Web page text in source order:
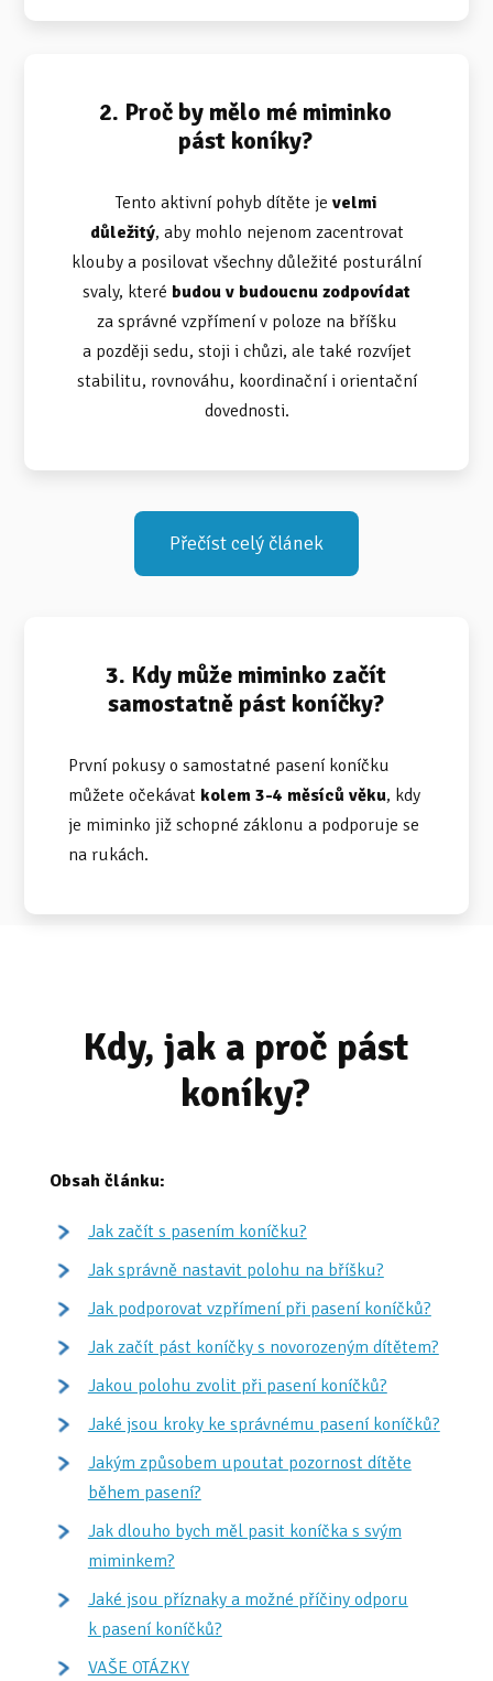
2. Proč by mělo mé miminko
pást koníky?
Tento aktivní pohyb dítěte je velmi
důležitý, aby mohlo nejenom zacentrovat
klouby a posilovat všechny důležité posturální
svaly, které budou v budoucnu zodpovídat
za správné vzpřímení v poloze na bříšku
a později sedu, stoji i chůzi, ale také rozvíjet
stabilitu, rovnováhu, koordinační i orientační
dovednosti.
Přečíst celý článek
3. Kdy může miminko začít
samostatně pást koníčky?
První pokusy o samostatné pasení koníčku
můžete očekávat kolem 3-4 měsíců věku, kdy
je miminko již schopné záklonu a podporuje se
na rukách.
Kdy, jak a proč pást
koníky?
Obsah článku:
Jak začít s pasením koníčku?
Jak správně nastavit polohu na bříšku?
Jak podporovat vzpřímení při pasení koníčků?
Jak začít pást koníčky s novorozeným dítětem?
Jakou polohu zvolit při pasení koníčků?
Jaké jsou kroky ke správnému pasení koníčků?
Jakým způsobem upoutat pozornost dítěte
během pasení?
Jak dlouho bych měl pasit koníčka s svým
miminkem?
Jaké jsou příznaky a možné příčiny odporu
k pasení koníčků?
VAŠE OTÁZKY